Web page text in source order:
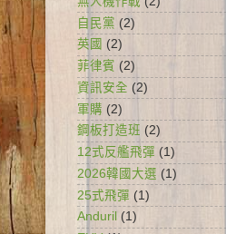
自民黨 (2)
英國 (2)
菲律賓 (2)
資訊安全 (2)
軍購 (2)
鋼板打造班 (2)
12式反艦飛彈 (1)
2026韓國大選 (1)
25式飛彈 (1)
Anduril (1)